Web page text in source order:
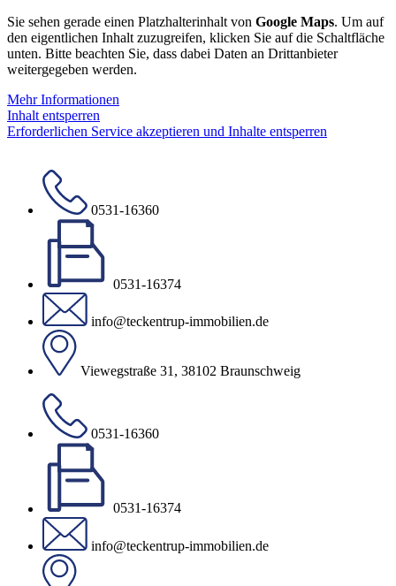
Sie sehen gerade einen Platzhalterinhalt von Google Maps. Um auf
den eigentlichen Inhalt zuzugreifen, klicken Sie auf die Schaltfläche
unten. Bitte beachten Sie, dass dabei Daten an Drittanbieter
weitergegeben werden.
Mehr Informationen
Inhalt entsperren
Erforderlichen Service akzeptieren und Inhalte entsperren
0531-16360
0531-16374
info@teckentrup-immobilien.de
Viewegstraße 31, 38102 Braunschweig
0531-16360
0531-16374
info@teckentrup-immobilien.de